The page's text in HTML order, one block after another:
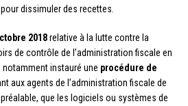
dissimuler des recettes.
2018relative à la lutte contre la
de contrôle de l’administration fiscale en
instauré une procédure de
aux agents de l’administration fiscale de
que les logiciels ou systèmes de